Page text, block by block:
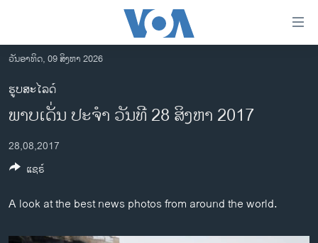
ເຂົ້າ
ຫາ
ຂ້າມ
ຂ້າມ
ໄປ
ຫາ
ຄົ້ນ
ລາວ
ອາເມຣິກາ
ການເລືອກຕັ້ງ ປະທານາທີບໍດີ ສະຫະລັດ 2024
ຂ່າວ​ຈີນ
ໂລກ
ວັນອາທິດ, 09 ສິງຫາ 2026
ຮູບສະໄລດ໌
ພາບເດັ່ນ ປະຈຳ ວັນທີ 28 ສິງຫາ 2017
28,08,2017
A look at the best news photos from around the world.
ແຊຣ໌